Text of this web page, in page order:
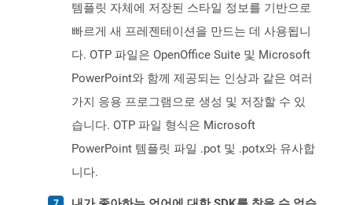
템플릿 자체에 저장된 스타일 정보를 기반으로
빠르게 새 프레젠테이션을 만드는 데 사용됩니
다. OTP 파일은 OpenOffice Suite 및 Microsoft
PowerPoint와 함께 제공되는 인상과 같은 여러
가지 응용 프로그램으로 생성 및 저장할 수 있
습니다. OTP 파일 형식은 Microsoft
PowerPoint 템플릿 파일 .pot 및 .potx와 유사합
니다.